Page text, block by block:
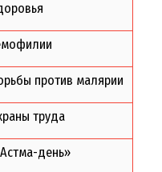
против малярии
труда
день»